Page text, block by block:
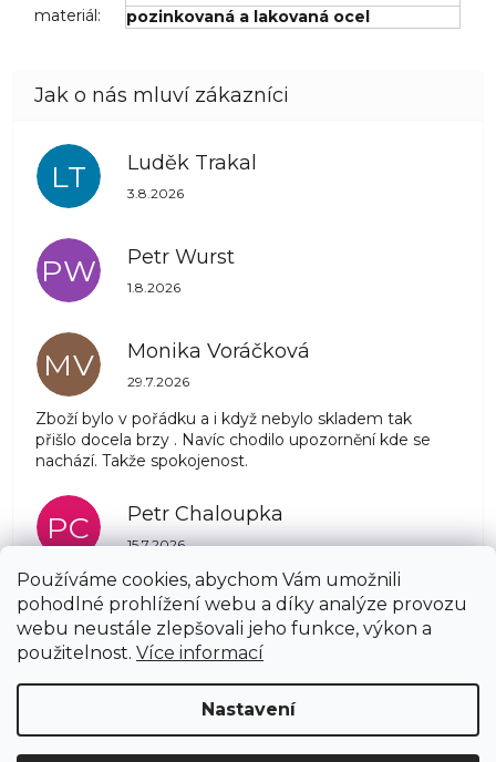
Používáme cookies, abychom Vám umožnili
pohodlné prohlížení webu a díky analýze provozu
webu neustále zlepšovali jeho funkce, výkon a
použitelnost. Více informací
Nastavení
materiál: pozinkovaná a lakovaná ocel
LT Luděk Trakal
Hodnocení obchodu je 5 z 5 hvězdiček.
3.8.2026
PW Petr Wurst
Hodnocení obchodu je 5 z 5 hvězdiček.
1.8.2026
MV Monika Voráčková
Hodnocení obchodu je 5 z 5 hvězdiček.
29.7.2026
Zboží bylo v pořádku a i když nebylo skladem tak
přišlo docela brzy . Navíc chodilo upozornění kde se
nachází. Takže spokojenost.
PC Petr Chaloupka
Hodnocení obchodu je 5 z 5 hvězdiček.
15.7.2026
Zobrazit další hodnocení
Copyright 2026AZSTRECHA.CZ. Všechna práva
Upravit nastavení cookies